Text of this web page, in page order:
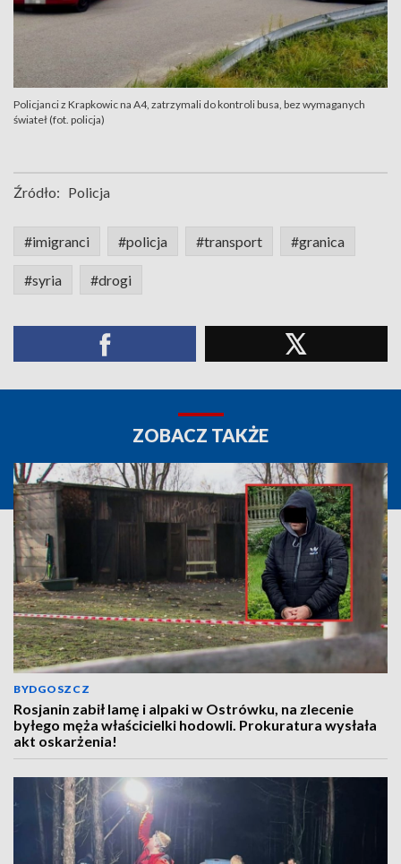
Policjanci z Krapkowic na A4, zatrzymali do kontroli busa, bez wymaganych
świateł (fot. policja)
Źródło: Policja
#imigranci #policja #transport #granica
#syria #drogi
ZOBACZ TAKŻE
BYDGOSZCZ
Rosjanin zabił lamę i alpaki w Ostrówku, na zlecenie
byłego męża właścicielki hodowli. Prokuratura wysłała
akt oskarżenia!